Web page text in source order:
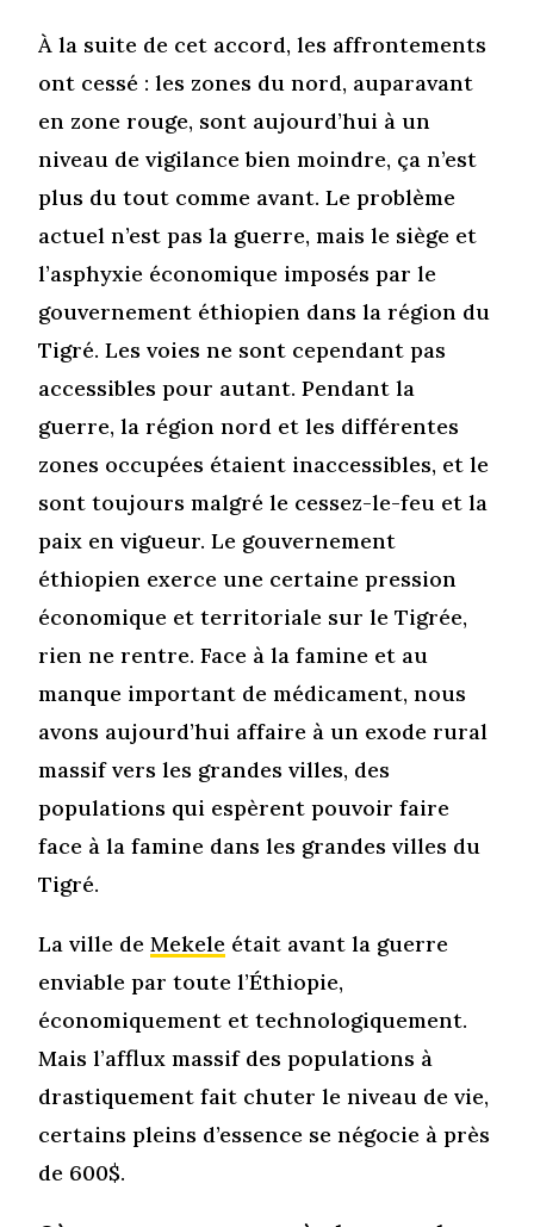
À la suite de cet accord, les affrontements
ont cessé : les zones du nord, auparavant
en zone rouge, sont aujourd’hui à un
niveau de vigilance bien moindre, ça n’est
plus du tout comme avant. Le problème
actuel n’est pas la guerre, mais le siège et
l’asphyxie économique imposés par le
gouvernement éthiopien dans la région du
Tigré. Les voies ne sont cependant pas
accessibles pour autant. Pendant la
guerre, la région nord et les différentes
zones occupées étaient inaccessibles, et le
sont toujours malgré le cessez-le-feu et la
paix en vigueur. Le gouvernement
éthiopien exerce une certaine pression
économique et territoriale sur le Tigrée,
rien ne rentre. Face à la famine et au
manque important de médicament, nous
avons aujourd’hui affaire à un exode rural
massif vers les grandes villes, des
populations qui espèrent pouvoir faire
face à la famine dans les grandes villes du
Tigré.
La ville deMekele était avant la guerre
enviable par toute l’Éthiopie,
économiquement et technologiquement.
Mais l’afflux massif des populations à
drastiquement fait chuter le niveau de vie,
certains pleins d’essence se négocie à près
de 600$.